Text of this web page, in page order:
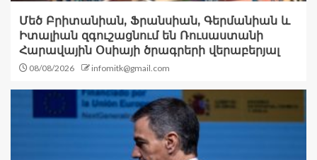
Մեծ Բրիտանիան, Ֆրանսիան, Գերմանիան և
Իտալիան զգուշացնում են Ռուսաստանի
Հարավային Օսիայի ծրագրերի վերաբերյալ
08/08/2026 infomitk@gmail.com